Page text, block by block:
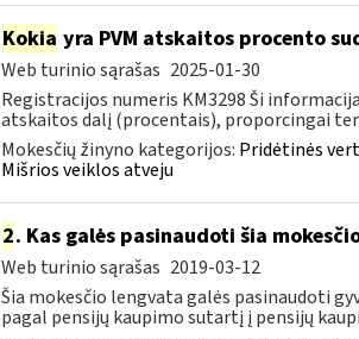
Kokia yra PVM atskaitos procento
Web turinio sąrašas 2025-01-30
Registracijos numeris KM3298 Ši
atskaitos dalį (procentais), proporcingai
Mokesčių žinyno kategorijos: Pridėtinės
Mišrios veiklos atveju
2. Kas galės pasinaudoti šia
Web turinio sąrašas 2019-03-12
Šia mokesčio lengvata galės pasinaudoti
pagal pensijų kaupimo sutartį į pensijų